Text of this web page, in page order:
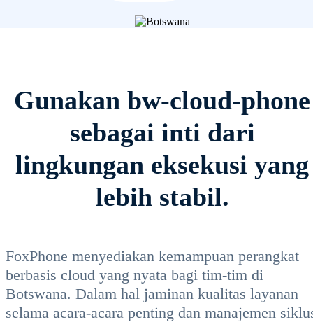
Gunakan bw-cloud-phone
sebagai inti dari
lingkungan eksekusi yang
lebih stabil.
FoxPhone menyediakan kemampuan perangkat
berbasis cloud yang nyata bagi tim-tim di
Botswana. Dalam hal jaminan kualitas layanan
selama acara-acara penting dan manajemen